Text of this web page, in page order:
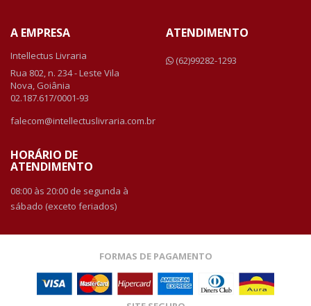
A EMPRESA
Intellectus Livraria
Rua 802, n. 234 - Leste Vila
Nova, Goiânia
02.187.617/0001-93
falecom@intellectuslivraria.com.br
HORÁRIO DE
ATENDIMENTO
08:00 às 20:00 de segunda à
sábado (exceto feriados)
ATENDIMENTO
(62)99282-1293
FORMAS DE PAGAMENTO